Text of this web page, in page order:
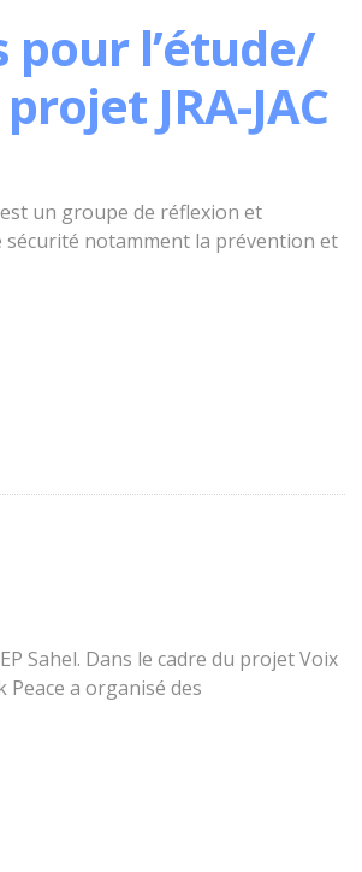
pour l’étude/
JRA-JAC
un groupe de réflexion et
sécurité notamment la prévention et
Sahel. Dans le cadre du projet Voix
Peace a organisé des